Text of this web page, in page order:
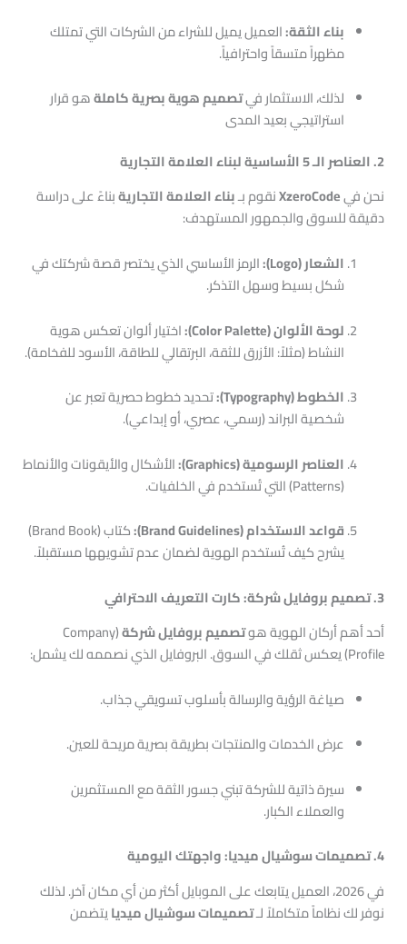
بناء الثقة:العميل يميل للشراء من الشركات التي تمتلك
مظهراً متسقاً واحترافياً.
لذلك، الاستثمار فيتصميم هوية بصرية كاملةهو قرار
استراتيجي بعيد المدى
2. العناصر الـ 5 الأساسية لبناء العلامة التجارية
نحن فيXzeroCodeنقوم بـبناء العلامة التجاريةبناءً على دراسة
دقيقة للسوق والجمهور المستهدف:
الشعار (Logo):
الرمز الأساسي الذي يختصر قصة شركتك في
شكل بسيط وسهل التذكر.
لوحة الألوان (Color Palette):
اختيار ألوان تعكس هوية
النشاط (مثلاً: الأزرق للثقة، البرتقالي للطاقة، الأسود للفخامة).
الخطوط (Typography):
تحديد خطوط حصرية تعبر عن
شخصية البراند (رسمي، عصري، أو إبداعي).
العناصر الرسومية (Graphics):
الأشكال والأيقونات والأنماط
(Patterns) التي تُستخدم في الخلفيات.
قواعد الاستخدام (Brand Guidelines):
كتاب (Brand Book)
يشرح كيف تُستخدم الهوية لضمان عدم تشويهها مستقبلاً.
3. تصميم بروفايل شركة: كارت التعريف الاحترافي
أحد أهم أركان الهوية هوتصميم بروفايل شركة (Company
Profile) يعكس ثقلك في السوق. البروفايل الذي نصممه لك يشمل:
صياغة الرؤية والرسالة بأسلوب تسويقي جذاب.
عرض الخدمات والمنتجات بطريقة بصرية مريحة للعين.
سيرة ذاتية للشركة تبني جسور الثقة مع المستثمرين
والعملاء الكبار.
4. تصميمات سوشيال ميديا: واجهتك اليومية
في 2026، العميل يتابعك على الموبايل أكثر من أي مكان آخر. لذلك
نوفر لك نظاماً متكاملاً لـتصميمات سوشيال ميديايتضمن